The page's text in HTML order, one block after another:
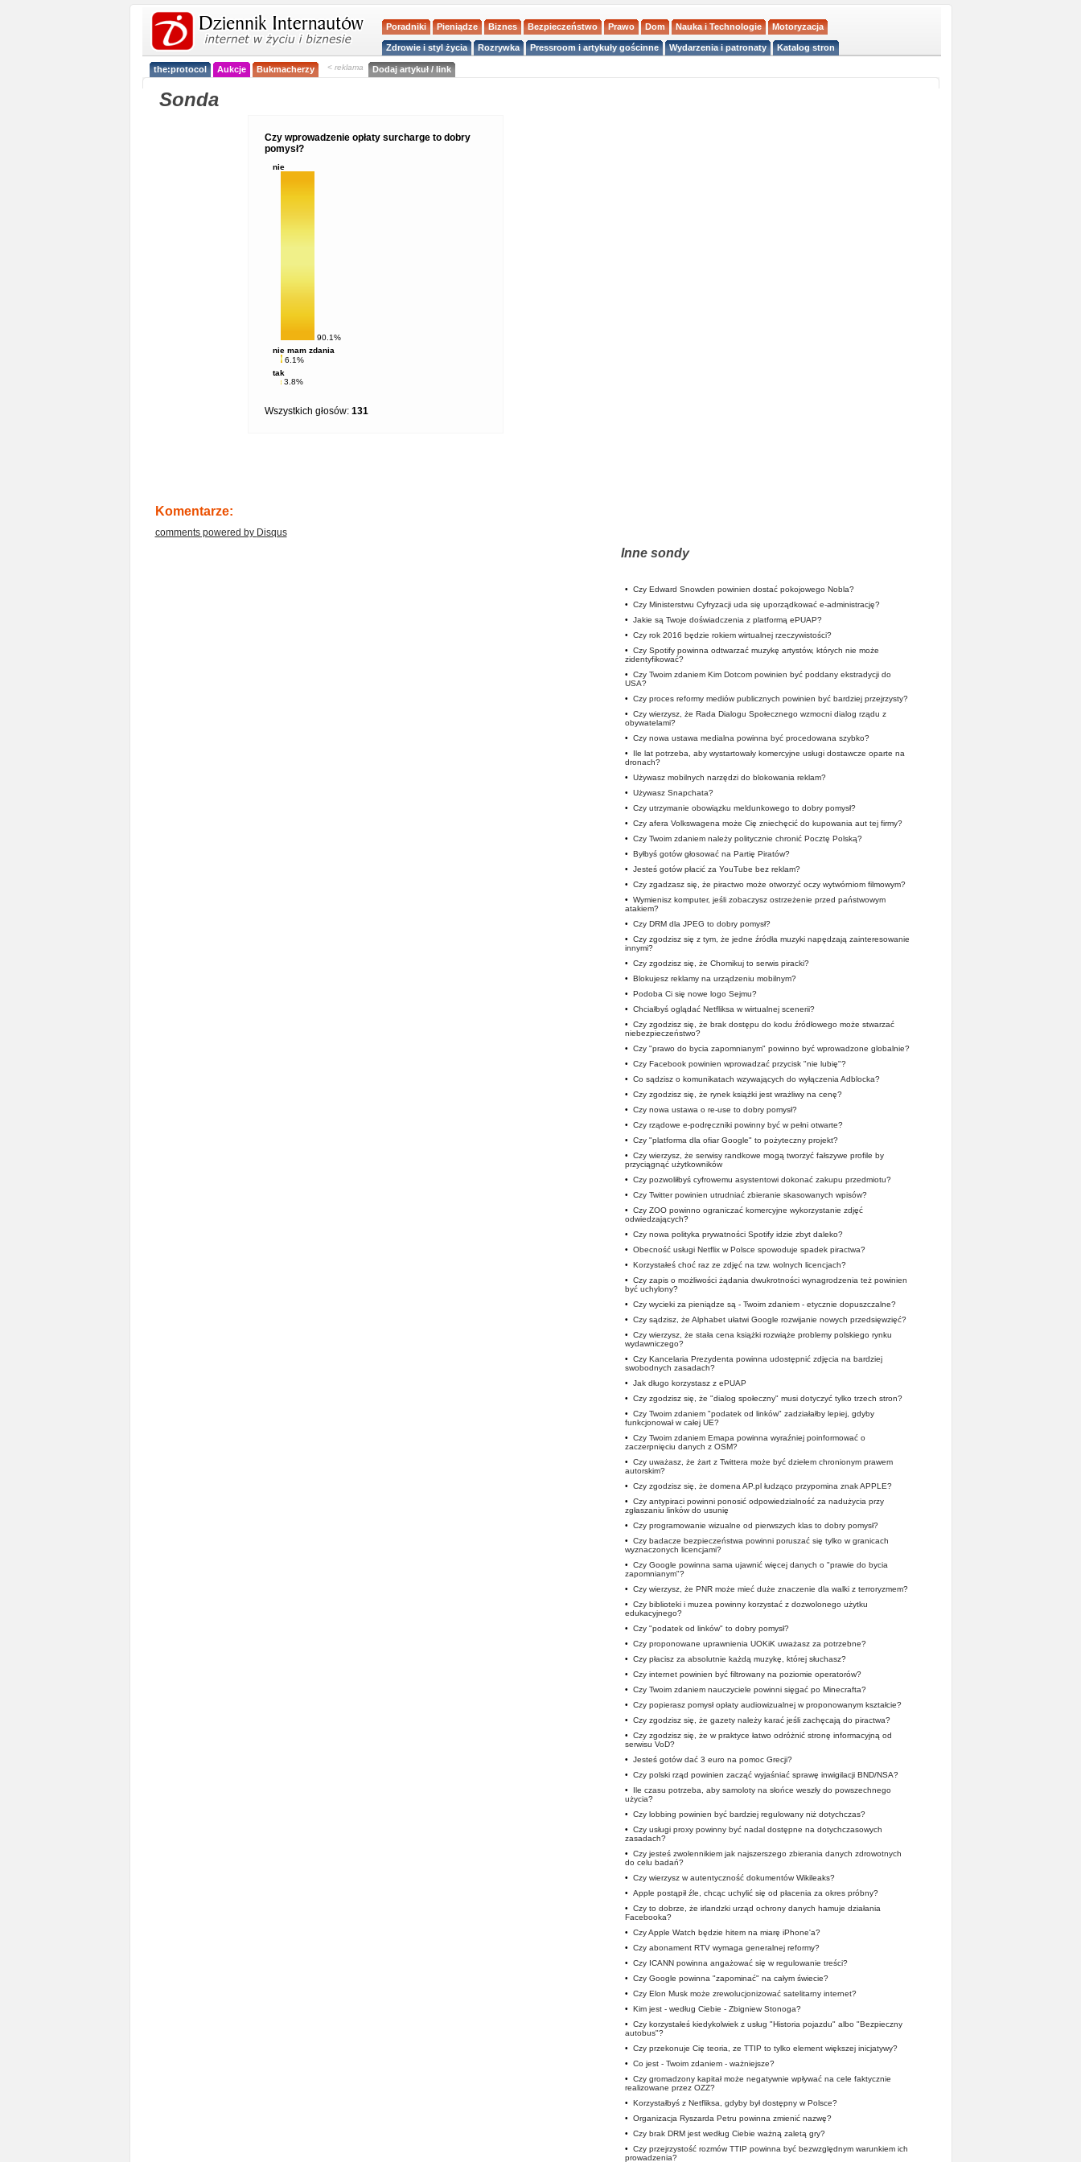
Poradniki Pieniądze Biznes Bezpieczeństwo Prawo Dom Nauka i Technologie Motoryzacja
Zdrowie i styl życia Rozrywka Pressroom i artykuły gościnne Wydarzenia i patronaty Katalog stron
the:protocol Aukcje Bukmacherzy < reklama Dodaj artykuł / link
Sonda
Czy wprowadzenie opłaty surcharge to dobry
pomysł?
nie
90.1%
nie mam zdania
6.1%
tak
3.8%
Wszystkich głosów: 131
Komentarze:
comments powered by Disqus
Inne sondy
• Czy Edward Snowden powinien dostać pokojowego Nobla?
• Czy Ministerstwu Cyfryzacji uda się uporządkować e-administrację?
• Jakie są Twoje doświadczenia z platformą ePUAP?
• Czy rok 2016 będzie rokiem wirtualnej rzeczywistości?
• Czy Spotify powinna odtwarzać muzykę artystów, których nie może
zidentyfikować?
• Czy Twoim zdaniem Kim Dotcom powinien być poddany ekstradycji do
USA?
• Czy proces reformy mediów publicznych powinien być bardziej przejrzysty?
• Czy wierzysz, że Rada Dialogu Społecznego wzmocni dialog rządu z
obywatelami?
• Czy nowa ustawa medialna powinna być procedowana szybko?
•
Ile lat potrzeba, aby wystartowały komercyjne usługi dostawcze oparte na
dronach?
• Używasz mobilnych narzędzi do blokowania reklam?
• Używasz Snapchata?
• Czy utrzymanie obowiązku meldunkowego to dobry pomysł?
• Czy afera Volkswagena może Cię zniechęcić do kupowania aut tej firmy?
• Czy Twoim zdaniem należy politycznie chronić Pocztę Polską?
• Byłbyś gotów głosować na Partię Piratów?
• Jesteś gotów płacić za YouTube bez reklam?
• Czy zgadzasz się, że piractwo może otworzyć oczy wytwórniom filmowym?
• Wymienisz komputer, jeśli zobaczysz ostrzeżenie przed państwowym
atakiem?
• Czy DRM dla JPEG to dobry pomysł?
• Czy zgodzisz się z tym, że jedne źródła muzyki napędzają zainteresowanie
innymi?
• Czy zgodzisz się, że Chomikuj to serwis piracki?
• Blokujesz reklamy na urządzeniu mobilnym?
• Podoba Ci się nowe logo Sejmu?
• Chciałbyś oglądać Netfliksa w wirtualnej scenerii?
• Czy zgodzisz się, że brak dostępu do kodu źródłowego może stwarzać
niebezpieczeństwo?
• Czy "prawo do bycia zapomnianym" powinno być wprowadzone globalnie?
• Czy Facebook powinien wprowadzać przycisk "nie lubię"?
• Co sądzisz o komunikatach wzywających do wyłączenia Adblocka?
• Czy zgodzisz się, że rynek książki jest wrażliwy na cenę?
• Czy nowa ustawa o re-use to dobry pomysł?
• Czy rządowe e-podręczniki powinny być w pełni otwarte?
• Czy "platforma dla ofiar Google" to pożyteczny projekt?
• Czy wierzysz, że serwisy randkowe mogą tworzyć fałszywe profile by
przyciągnąć użytkowników
• Czy pozwoliłbyś cyfrowemu asystentowi dokonać zakupu przedmiotu?
• Czy Twitter powinien utrudniać zbieranie skasowanych wpisów?
• Czy ZOO powinno ograniczać komercyjne wykorzystanie zdjęć
odwiedzających?
• Czy nowa polityka prywatności Spotify idzie zbyt daleko?
• Obecność usługi Netflix w Polsce spowoduje spadek piractwa?
• Korzystałeś choć raz ze zdjęć na tzw. wolnych licencjach?
• Czy zapis o możliwości żądania dwukrotności wynagrodzenia też powinien
być uchylony?
• Czy wycieki za pieniądze są - Twoim zdaniem - etycznie dopuszczalne?
• Czy sądzisz, że Alphabet ułatwi Google rozwijanie nowych przedsięwzięć?
• Czy wierzysz, że stała cena książki rozwiąże problemy polskiego rynku
wydawniczego?
• Czy Kancelaria Prezydenta powinna udostępnić zdjęcia na bardziej
swobodnych zasadach?
• Jak długo korzystasz z ePUAP
• Czy zgodzisz się, że "dialog społeczny" musi dotyczyć tylko trzech stron?
• Czy Twoim zdaniem "podatek od linków" zadziałałby lepiej, gdyby
funkcjonował w całej UE?
• Czy Twoim zdaniem Emapa powinna wyraźniej poinformować o
zaczerpnięciu danych z OSM?
• Czy uważasz, że żart z Twittera może być dziełem chronionym prawem
autorskim?
• Czy zgodzisz się, że domena AP.pl łudząco przypomina znak APPLE?
• Czy antypiraci powinni ponosić odpowiedzialność za nadużycia przy
zgłaszaniu linków do usunię
• Czy programowanie wizualne od pierwszych klas to dobry pomysł?
• Czy badacze bezpieczeństwa powinni poruszać się tylko w granicach
wyznaczonych licencjami?
• Czy Google powinna sama ujawnić więcej danych o "prawie do bycia
zapomnianym"?
• Czy wierzysz, że PNR może mieć duże znaczenie dla walki z terroryzmem?
• Czy biblioteki i muzea powinny korzystać z dozwolonego użytku
edukacyjnego?
• Czy "podatek od linków" to dobry pomysł?
• Czy proponowane uprawnienia UOKiK uważasz za potrzebne?
• Czy płacisz za absolutnie każdą muzykę, której słuchasz?
• Czy internet powinien być filtrowany na poziomie operatorów?
• Czy Twoim zdaniem nauczyciele powinni sięgać po Minecrafta?
• Czy popierasz pomysł opłaty audiowizualnej w proponowanym kształcie?
• Czy zgodzisz się, że gazety należy karać jeśli zachęcają do piractwa?
• Czy zgodzisz się, że w praktyce łatwo odróżnić stronę informacyjną od
serwisu VoD?
• Jesteś gotów dać 3 euro na pomoc Grecji?
• Czy polski rząd powinien zacząć wyjaśniać sprawę inwigilacji BND/NSA?
•
Ile czasu potrzeba, aby samoloty na słońce weszły do powszechnego
użycia?
• Czy lobbing powinien być bardziej regulowany niż dotychczas?
• Czy usługi proxy powinny być nadal dostępne na dotychczasowych
zasadach?
• Czy jesteś zwolennikiem jak najszerszego zbierania danych zdrowotnych
do celu badań?
• Czy wierzysz w autentyczność dokumentów Wikileaks?
• Apple postąpił źle, chcąc uchylić się od płacenia za okres próbny?
• Czy to dobrze, że irlandzki urząd ochrony danych hamuje działania
Facebooka?
• Czy Apple Watch będzie hitem na miarę iPhone'a?
• Czy abonament RTV wymaga generalnej reformy?
• Czy ICANN powinna angażować się w regulowanie treści?
• Czy Google powinna "zapominać" na całym świecie?
• Czy Elon Musk może zrewolucjonizować satelitarny internet?
• Kim jest - według Ciebie - Zbigniew Stonoga?
• Czy korzystałeś kiedykolwiek z usług "Historia pojazdu" albo "Bezpieczny
autobus"?
• Czy przekonuje Cię teoria, ze TTIP to tylko element większej inicjatywy?
• Co jest - Twoim zdaniem - ważniejsze?
• Czy gromadzony kapitał może negatywnie wpływać na cele faktycznie
realizowane przez OZZ?
• Korzystałbyś z Netfliksa, gdyby był dostępny w Polsce?
• Organizacja Ryszarda Petru powinna zmienić nazwę?
• Czy brak DRM jest według Ciebie ważną zaletą gry?
• Czy przejrzystość rozmów TTIP powinna być bezwzględnym warunkiem ich
prowadzenia?